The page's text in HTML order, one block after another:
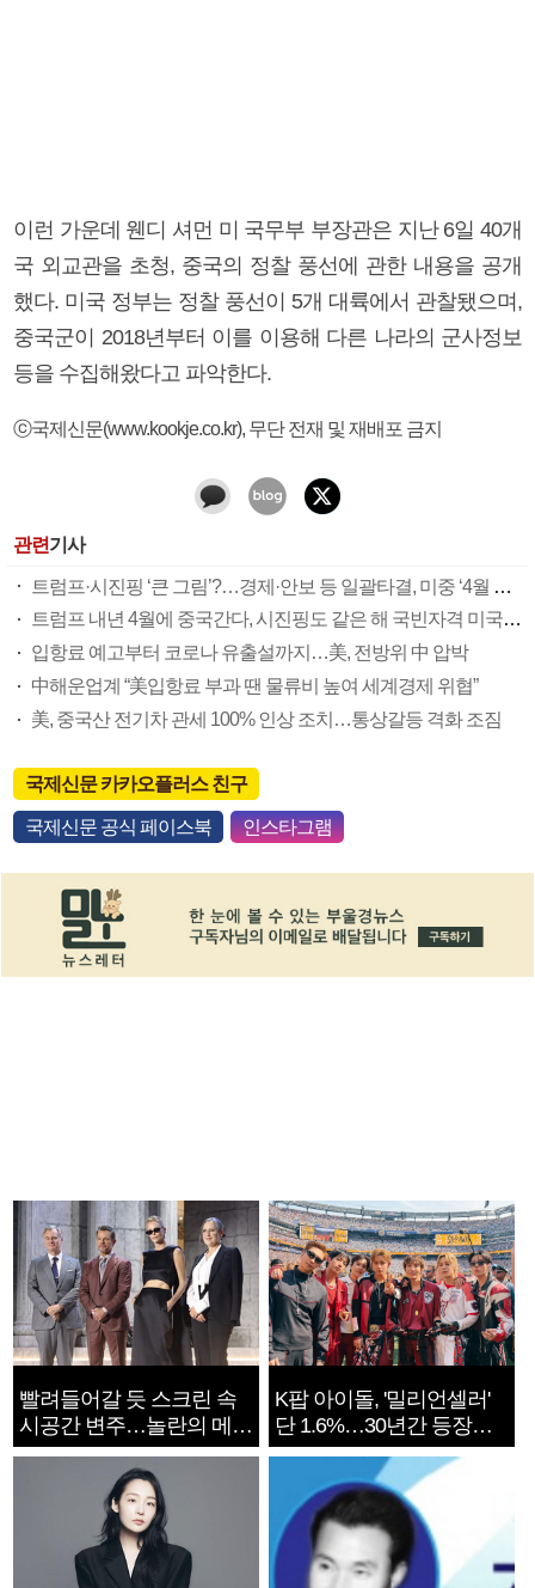
이런 가운데 웬디 셔먼 미 국무부 부장관은 지난 6일 40개
국 외교관을 초청, 중국의 정찰 풍선에 관한 내용을 공개
했다. 미국 정부는 정찰 풍선이 5개 대륙에서 관찰됐으며,
중국군이 2018년부터 이를 이용해 다른 나라의 군사정보
등을 수집해왔다고 파악한다.
ⓒ국제신문(www.kookje.co.kr), 무단 전재 및 재배포 금지
관련기사
트럼프·시진핑 ‘큰 그림’?…경제·안보 등 일괄타결, 미중 ‘4월 빅딜’ 가능성
트럼프 내년 4월에 중국간다, 시진핑도 같은 해 국빈자격 미국 초청
입항료 예고부터 코로나 유출설까지…美, 전방위 中 압박
中해운업계 “美입항료 부과 땐 물류비 높여 세계경제 위협”
美, 중국산 전기차 관세 100% 인상 조치…통상갈등 격화 조짐
국제신문 카카오플러스 친구
국제신문 공식 페이스북 인스타그램
빨려들어갈 듯 스크린 속
시공간 변주…놀란의 메시
지는 ‘전쟁 속죄’
K팝 아이돌, '밀리언셀러'
단 1.6%…30년간 등장
1182개팀 전수조사